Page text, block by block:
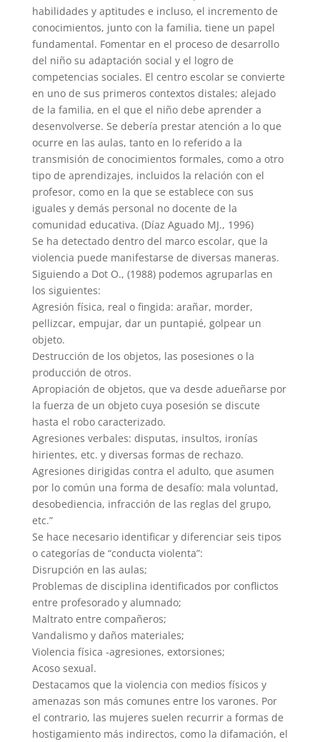
habilidades y aptitudes e incluso, el incremento de
conocimientos, junto con la familia, tiene un papel
fundamental. Fomentar en el proceso de desarrollo
del niño su adaptación social y el logro de
competencias sociales. El centro escolar se convierte
en uno de sus primeros contextos distales; alejado
de la familia, en el que el niño debe aprender a
desenvolverse. Se debería prestar atención a lo que
ocurre en las aulas, tanto en lo referido a la
transmisión de conocimientos formales, como a otro
tipo de aprendizajes, incluidos la relación con el
profesor, como en la que se establece con sus
iguales y demás personal no docente de la
comunidad educativa. (Díaz Aguado MJ., 1996)
Se ha detectado dentro del marco escolar, que la
violencia puede manifestarse de diversas maneras.
Siguiendo a Dot O., (1988) podemos agruparlas en
los siguientes:
Agresión física, real o fingida: arañar, morder,
pellizcar, empujar, dar un puntapié, golpear un
objeto.
Destrucción de los objetos, las posesiones o la
producción de otros.
Apropiación de objetos, que va desde adueñarse por
la fuerza de un objeto cuya posesión se discute
hasta el robo caracterizado.
Agresiones verbales: disputas, insultos, ironías
hirientes, etc. y diversas formas de rechazo.
Agresiones dirigidas contra el adulto, que asumen
por lo común una forma de desafío: mala voluntad,
desobediencia, infracción de las reglas del grupo,
etc.”
Se hace necesario identificar y diferenciar seis tipos
o categorías de “conducta violenta”:
Disrupción en las aulas;
Problemas de disciplina identificados por conflictos
entre profesorado y alumnado;
Maltrato entre compañeros;
Vandalismo y daños materiales;
Violencia física -agresiones, extorsiones;
Acoso sexual.
Destacamos que la violencia con medios físicos y
amenazas son más comunes entre los varones. Por
el contrario, las mujeres suelen recurrir a formas de
hostigamiento más indirectos, como la difamación, el